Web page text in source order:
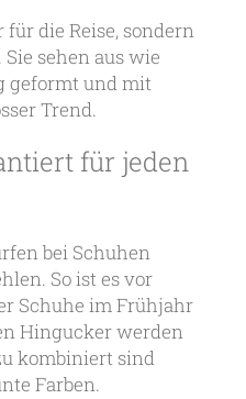
die Reise, sondern
sehen aus wie
geformt und mit
Trend.
für jeden
bei Schuhen
So ist es vor
Schuhe im Frühjahr
Hingucker werden
kombiniert sind
Farben.